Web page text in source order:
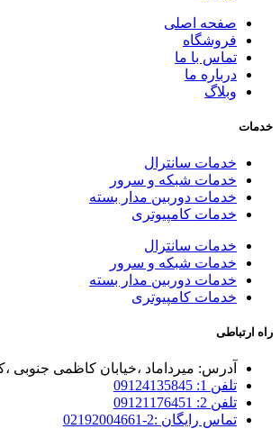
صفحه اصلی
فروشگاه
تماس با ما
درباره ما
وبلاگ
خدمات
خدمات سانترال
خدمات شبکه و سرور
خدمات دوربین مدار بسته
خدمات کامپیوتری
خدمات سانترال
خدمات شبکه و سرور
خدمات دوربین مدار بسته
خدمات کامپیوتری
راه ارتباطی
آدرس: میرداماد ،خیابان کاظمی جنوبی
تلفن 1: 09124135845
تلفن 2: 09121176451
تماس رایگان :2-02192004661